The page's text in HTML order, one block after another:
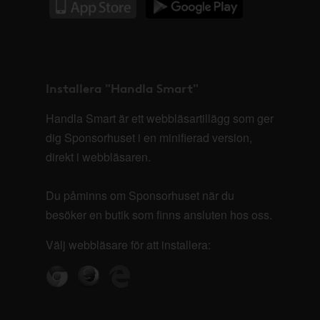
Installera "Handla Smart"
Handla Smart är ett webbläsartillägg som ger
dig Sponsorhuset i en minifierad version,
direkt i webbläsaren.
Du påminns om Sponsorhuset när du
besöker en butik som finns ansluten hos oss.
Välj webbläsare för att installera: